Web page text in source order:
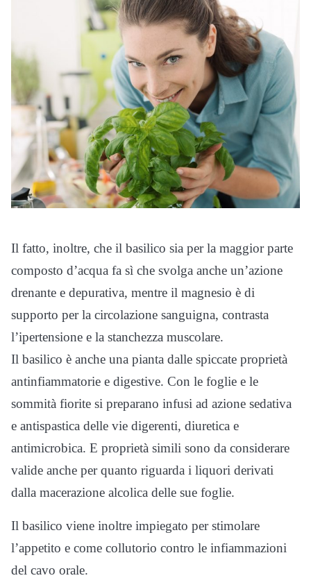
Il fatto, inoltre, che il basilico sia per la maggior parte
composto d’acqua fa sì che svolga anche un’azione
drenante e depurativa, mentre il magnesio è di
supporto per la circolazione sanguigna, contrasta
l’ipertensione e la stanchezza muscolare.
Il basilico è anche una pianta dalle spiccate proprietà
antinfiammatorie e digestive. Con le foglie e le
sommità fiorite si preparano infusi ad azione sedativa
e antispastica delle vie digerenti, diuretica e
antimicrobica. E proprietà simili sono da considerare
valide anche per quanto riguarda i liquori derivati
dalla macerazione alcolica delle sue foglie.
Il basilico viene inoltre impiegato per stimolare
l’appetito e come collutorio contro le infiammazioni
del cavo orale.